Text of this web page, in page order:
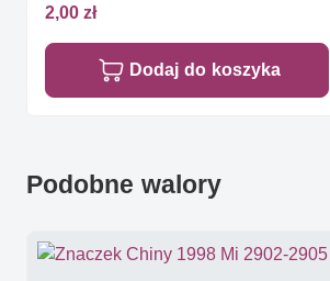
2,00 zł
Dodaj do koszyka
Podobne walory